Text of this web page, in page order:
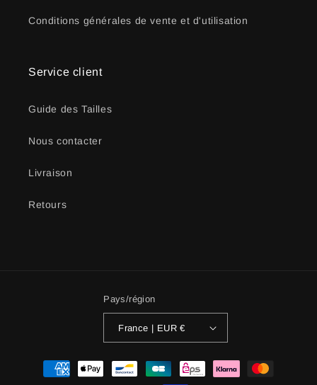
Conditions générales de vente et d'utilisation
Service client
Guide des Tailles
Nous contacter
Livraison
Retours
Pays/région
France | EUR €
Moyens